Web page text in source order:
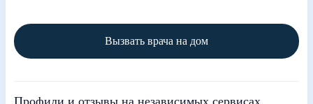
Вызвать врача на дом
Профили и отзывы на независимых сервисах